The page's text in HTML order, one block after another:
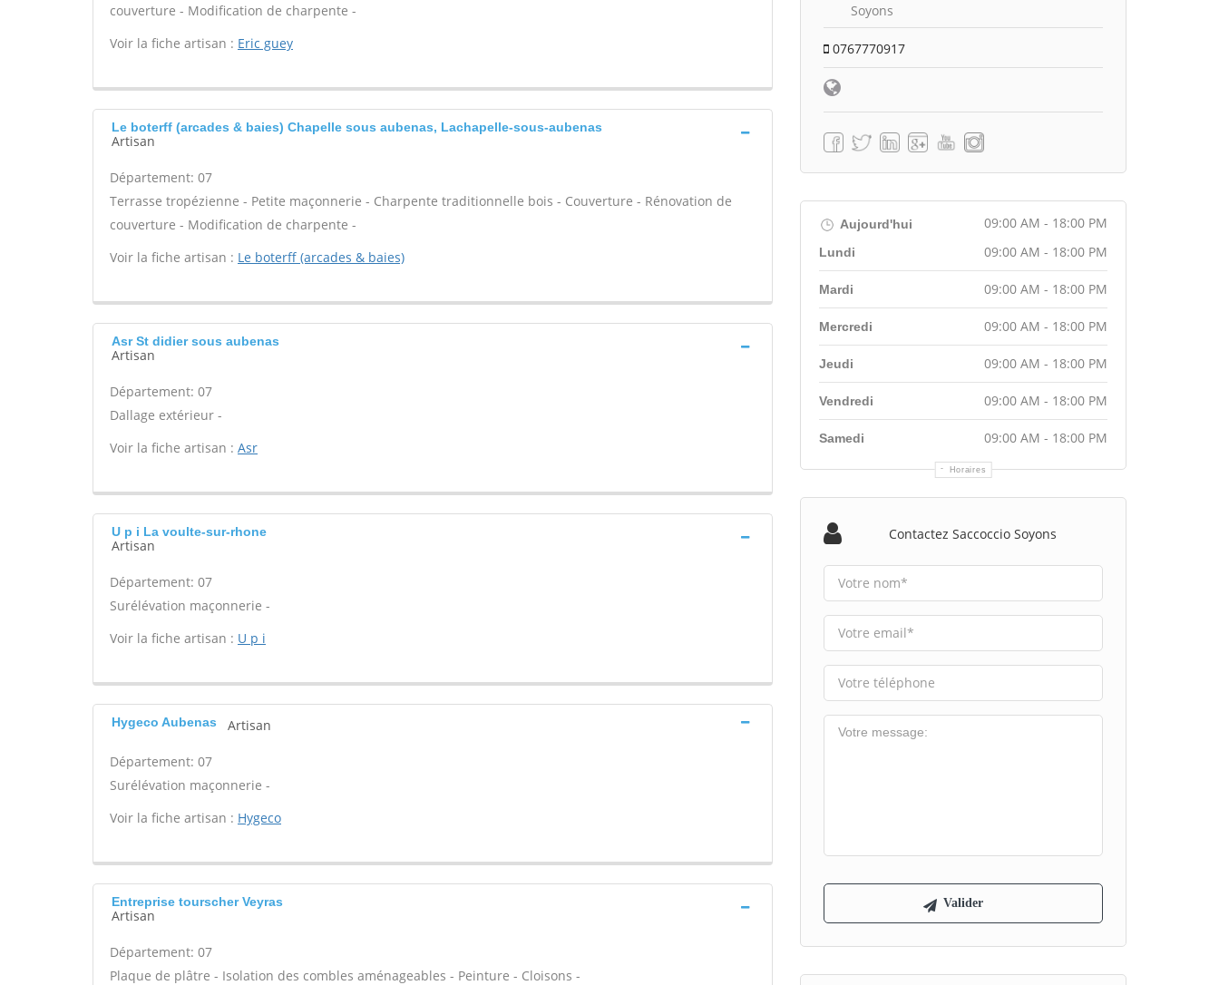
couverture - Modification de charpente -
Voir la fiche artisan : Eric guey
Le boterff (arcades & baies) Chapelle sous aubenas, Lachapelle-sous-aubenas
Artisan
Département: 07
Terrasse tropézienne - Petite maçonnerie - Charpente traditionnelle bois - Couverture - Rénovation de
couverture - Modification de charpente -
Voir la fiche artisan : Le boterff (arcades & baies)
Asr St didier sous aubenas
Artisan
Département: 07
Dallage extérieur -
Voir la fiche artisan : Asr
U p i La voulte-sur-rhone
Artisan
Département: 07
Surélévation maçonnerie -
Voir la fiche artisan : U p i
Hygeco Aubenas Artisan
Département: 07
Surélévation maçonnerie -
Voir la fiche artisan : Hygeco
Entreprise tourscher Veyras
Artisan
Département: 07
Plaque de plâtre - Isolation des combles aménageables - Peinture - Cloisons -
Soyons
0767770917
Aujourd'hui 09:00 AM - 18:00 PM
Horaires
Lundi 09:00 AM - 18:00 PM
Mardi 09:00 AM - 18:00 PM
Mercredi 09:00 AM - 18:00 PM
Jeudi 09:00 AM - 18:00 PM
Vendredi 09:00 AM - 18:00 PM
Samedi 09:00 AM - 18:00 PM
Contactez Saccoccio Soyons